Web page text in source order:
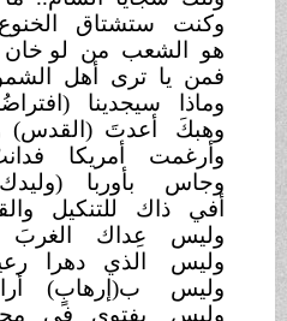
لو احتفى
أو كان هينا
الشموخ ومن ترى
(افتراضُك) صامدا
وحدك فاتحاً
فدانتْ جيوشها
(وليدك) فامَّحتْ
والقهر حجةٌ ؟
أو أولياءَه
رعيت تخومَه
أراك اختلقته
محياك أثخنت
به
له
إذا
وقد
تكون
ومن
فلم
وليس